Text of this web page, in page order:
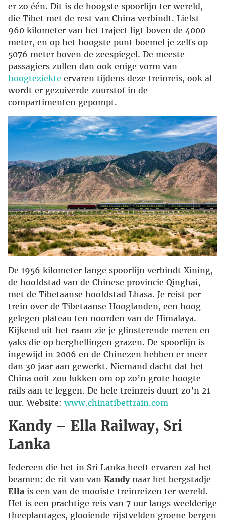
er zo één. Dit is de hoogste spoorlijn ter wereld,
die Tibet met de rest van China verbindt. Liefst
960 kilometer van het traject ligt boven de 4000
meter, en op het hoogste punt boemel je zelfs op
5076 meter boven de zeespiegel. De meeste
passagiers zullen dan ook enige vorm van
hoogteziekte ervaren tijdens deze treinreis, ook al
wordt er gezuiverde zuurstof in de
compartimenten gepompt.
De 1956 kilometer lange spoorlijn verbindt Xining,
de hoofdstad van de Chinese provincie Qinghai,
met de Tibetaanse hoofdstad Lhasa. Je reist per
trein over de Tibetaanse Hooglanden, een hoog
gelegen plateau ten noorden van de Himalaya.
Kijkend uit het raam zie je glinsterende meren en
yaks die op berghellingen grazen. De spoorlijn is
ingewijd in 2006 en de Chinezen hebben er meer
dan 30 jaar aan gewerkt. Niemand dacht dat het
China ooit zou lukken om op zo’n grote hoogte
rails aan te leggen. De hele treinreis duurt zo’n 21
uur. Website: www.chinatibettrain.com
Kandy – Ella Railway, Sri
Lanka
Iedereen die het in Sri Lanka heeft ervaren zal het
beamen: de rit van van Kandynaar het bergstadje
Ella is een van de mooiste treinreizen ter wereld.
Het is een prachtige reis van 7 uur langs weelderige
theeplantages, glooiende rijstvelden groene bergen